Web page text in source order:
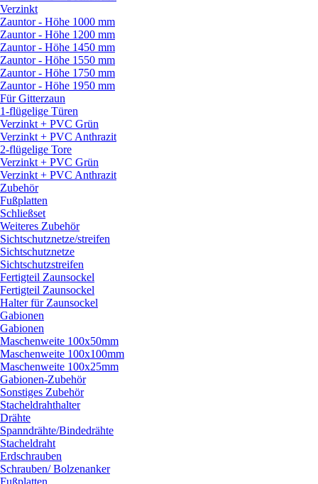
Verzinkt
Zauntor - Höhe 1000 mm
Zauntor - Höhe 1200 mm
Zauntor - Höhe 1450 mm
Zauntor - Höhe 1550 mm
Zauntor - Höhe 1750 mm
Zauntor - Höhe 1950 mm
Für Gitterzaun
1-flügelige Türen
Verzinkt + PVC Grün
Verzinkt + PVC Anthrazit
2-flügelige Tore
Verzinkt + PVC Grün
Verzinkt + PVC Anthrazit
Zubehör
Fußplatten
Schließset
Weiteres Zubehör
Sichtschutznetze/streifen
Sichtschutznetze
Sichtschutzstreifen
Fertigteil Zaunsockel
Fertigteil Zaunsockel
Halter für Zaunsockel
Gabionen
Gabionen
Maschenweite 100x50mm
Maschenweite 100x100mm
Maschenweite 100x25mm
Gabionen-Zubehör
Sonstiges Zubehör
Stacheldrahthalter
Drähte
Spanndrähte/Bindedrähte
Stacheldraht
Erdschrauben
Schrauben/Bolzenanker
Fußplatten